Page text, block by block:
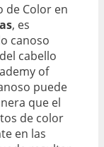
de Color en
, es
canoso
cabello
of
puede
que el
de color
en las